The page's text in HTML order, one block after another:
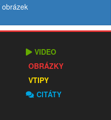
VIDEO
OBRÁZKY
VTIPY
CITÁTY